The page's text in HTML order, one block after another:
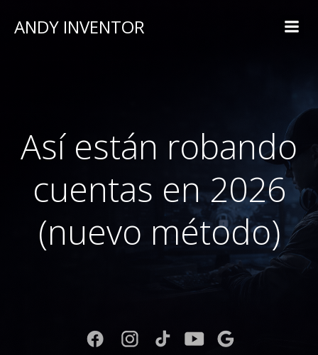
ANDY INVENTOR
Así están robando
cuentas en 2026
(nuevo método)